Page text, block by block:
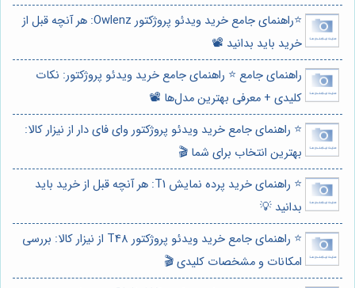
⭐️راهنمای جامع خرید ویدئو پروژکتور Owlenz: هر آنچه قبل از
خرید باید بدانید 📽️
راهنمای جامع ⭐️ راهنمای جامع خرید ویدئو پروژکتور: نکات
کلیدی + معرفی بهترین مدل‌ها 📽️
⭐️ راهنمای جامع خرید ویدئو پروژکتور وای فای دار از نیزار کالا:
بهترین انتخاب برای شما 🎬
⭐️ راهنمای خرید پرده نمایش T1: هر آنچه قبل از خرید باید
بدانید 💡
⭐️ راهنمای جامع خرید ویدئو پروژکتور T48 از نیزار کالا: بررسی
امکانات و مشخصات کلیدی 🎬